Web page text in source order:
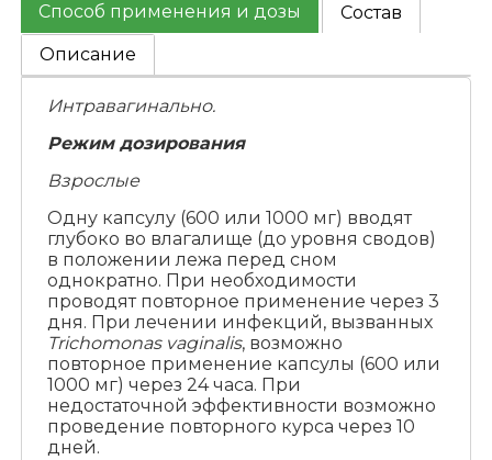
Способ применения и дозы
Состав
Описание
Интравагинально.
Режим дозирования
Взрослые
Одну капсулу (600 или 1000 мг) вводят
глубоко во влагалище (до уровня сводов)
в положении лежа перед сном
однократно. При необходимости
проводят повторное применение через 3
дня. При лечении инфекций, вызванных
Trichomonas vaginalis, возможно
повторное применение капсулы (600 или
1000 мг) через 24 часа. При
недостаточной эффективности возможно
проведение повторного курса через 10
дней.